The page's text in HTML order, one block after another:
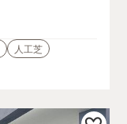
人工芝